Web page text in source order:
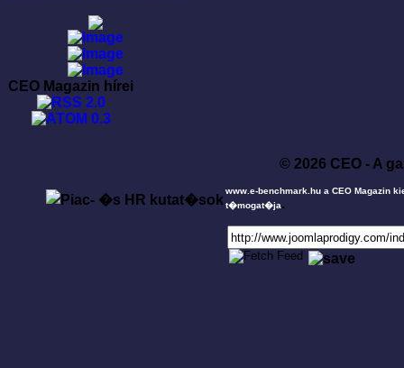
CEO Magazin hírei
© 2026 CEO - A
www.e-benchmark.hu a CEO Magazin
t�mogat�ja.